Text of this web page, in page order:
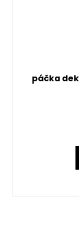
páčka